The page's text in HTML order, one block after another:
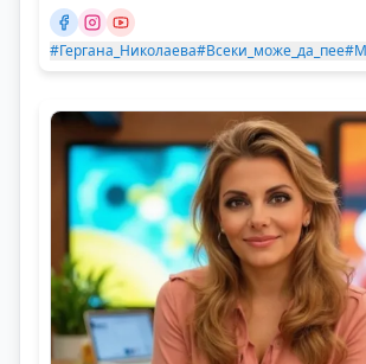
#Гергана_Николаева#Всеки_може_да_пее